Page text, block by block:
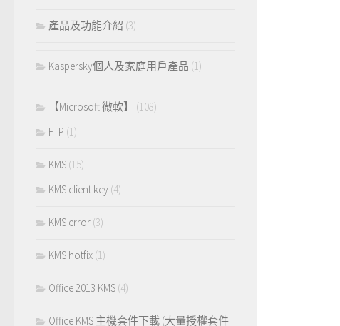
產品及功能介紹 (3)
Kaspersky個人及家庭用戶產品 (1)
【Microsoft 微軟】
(108)
FTP (1)
KMS (15)
KMS client key (4)
KMS error (3)
KMS hotfix (1)
Office 2013 KMS (4)
Office KMS 主機套件下載 (大量授權套件